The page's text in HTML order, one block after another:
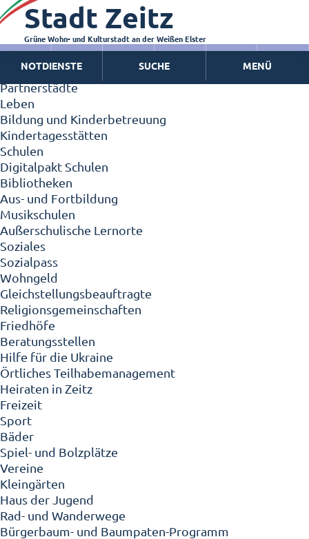
Zeitz - Die Kleinstadt
Willkommen in Zeitz!
Interview mit Oberbürgermeister Christian Thieme
Zeitz - Stadt der Zukunft
Ortschaften
Partnerstädte
Leben
Bildung und Kinderbetreuung
Kindertagesstätten
Schulen
Digitalpakt Schulen
Bibliotheken
Aus- und Fortbildung
Musikschulen
Außerschulische Lernorte
Soziales
Sozialpass
Wohngeld
Gleichstellungsbeauftragte
Religionsgemeinschaften
Friedhöfe
Beratungsstellen
Hilfe für die Ukraine
Örtliches Teilhabemanagement
Heiraten in Zeitz
Freizeit
Sport
Bäder
Spiel- und Bolzplätze
Vereine
Kleingärten
Haus der Jugend
Rad- und Wanderwege
Bürgerbaum- und Baumpaten-Programm
Stadt Zeitz
Grüne Wohn- und Kulturstadt an der Weißen Elster
NOTDIENSTE SUCHE MENÜ